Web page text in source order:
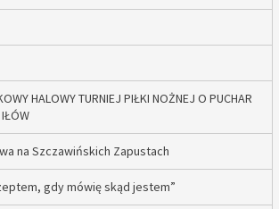
HALOWY TURNIEJ PIŁKI NOŻNEJ O PUCHAR
IŁÓW
na Szczawińskich Zapustach
gdy mówię skąd jestem”